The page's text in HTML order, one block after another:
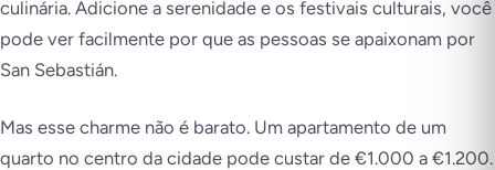
culinária. Adicione a serenidade e os festivais culturais, você
pode ver facilmente por que as pessoas se apaixonam por
San Sebastián.
Mas esse charme não é barato. Um apartamento de um
quarto no centro da cidade pode custar de €1.000 a €1.200.